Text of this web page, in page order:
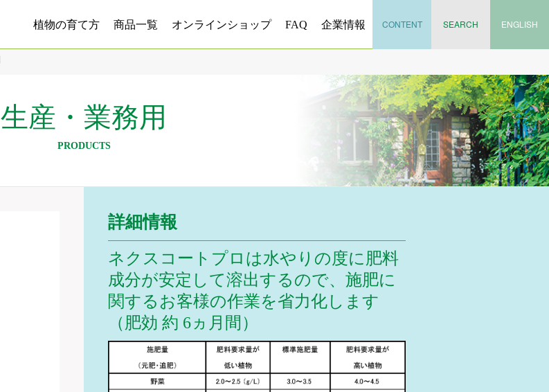
植物の育て方 商品一覧 オンラインショップ FAQ 企業情報 CONTENT SEARCH ENGLISH
生産・業務用
PRODUCTS
詳細情報
ネクスコートプロは水やりの度に肥料
成分が安定して溶出するので、施肥に
関するお客様の作業を省力化します
（肥効 約 6ヵ月間）